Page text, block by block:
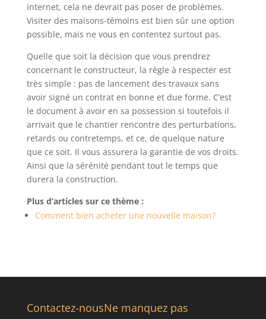
internet, cela ne devrait pas poser de problèmes.
Visiter des maisons-témoins est bien sûr une option
possible, mais ne vous en contentez surtout pas.
Quelle que soit la décision que vous prendrez
concernant le constructeur, la règle à respecter est
très simple : pas de lancement des travaux sans
avoir signé un contrat en bonne et due forme. C’est
le document à avoir en sa possession si toutefois il
arrivait que le chantier rencontre des perturbations,
retards ou contretemps, et ce, de quelque nature
que ce soit. Il vous assurera la garantie de vos droits.
Ainsi que la sérénité pendant tout le temps que
durera la construction.
Plus d’articles sur ce thème :
Comment bien acheter une nouvelle maison?
Contactez-nousNe manquez pas